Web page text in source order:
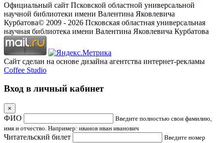
Официальный сайт Псковской областной универсальной
научной библиотеки имени Валентина Яковлевича
Курбатова© 2009 - 2026 Псковская областная универсальная
научная библиотека имени Валентина Яковлевича Курбатова
Сайт сделан на основе дизайна агентства интернет-рекламы
Coffee Studio
Вход в личный кабинет
×
ФИО
Введите полностью свои фамилию,
имя и отчество. Например: иванов иван иванович
Читательский билет
Введите номер